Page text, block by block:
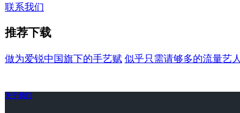
联系我们
推荐下载
做为爱锐中国旗下的手艺赋 似乎只需请够多的流量艺人
关于我们